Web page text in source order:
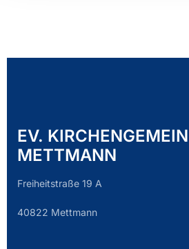
EV.
METTMANN
Freiheitstraße 19 A
40822 Mettmann